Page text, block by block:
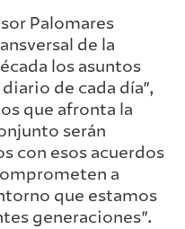
Palomares
de la
los asuntos
de cada día”,
que afronta la
serán
con esos acuerdos
a
que estamos
generaciones”.